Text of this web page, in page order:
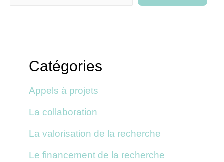
Catégories
Appels à projets
La collaboration
La valorisation de la recherche
Le financement de la recherche